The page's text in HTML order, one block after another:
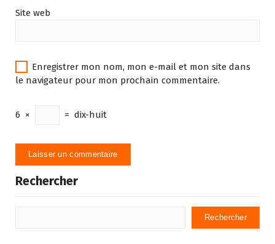
Site web
Enregistrer mon nom, mon e-mail et mon site dans
le navigateur pour mon prochain commentaire.
6 × = dix-huit
Rechercher
Rechercher